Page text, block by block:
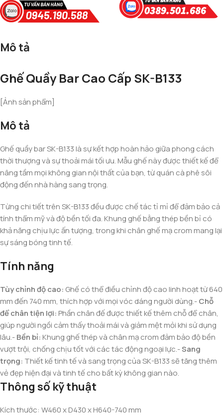
Mô tả
Ghế Quầy Bar Cao Cấp SK-B133
[Ảnh sản phẩm]
Mô tả
Ghế quầy bar SK-B133 là sự kết hợp hoàn hảo giữa phong cách
thời thượng và sự thoải mái tối ưu. Mẫu ghế này được thiết kế để
nâng tầm mọi không gian nội thất của bạn, từ quán cà phê sôi
động đến nhà hàng sang trọng.
Từng chi tiết trên SK-B133 đều được chế tác tỉ mỉ để đảm bảo cả
tính thẩm mỹ và độ bền tối đa. Khung ghế bằng thép bền bỉ có
khả năng chịu lực ấn tượng, trong khi chân ghế mạ crom mang lại
sự sáng bóng tinh tế.
Tính năng
Tùy chỉnh độ cao: Ghế có thể điều chỉnh độ cao linh hoạt từ 640
mm đến 740 mm, thích hợp với mọi vóc dáng người dùng.-Chỗ
để chân tiện lợi:Phần chân đế được thiết kế thêm chỗ để chân,
giúp người ngồi cảm thấy thoải mái và giảm mệt mỏi khi sử dụng
lâu.-Bền bỉ:Khung ghế thép và chân mạ crom đảm bảo độ bền
vượt trội, chống chịu tốt với các tác động ngoại lực.-Sang
trọng: Thiết kế tinh tế và sang trọng của SK-B133 sẽ tăng thêm
vẻ đẹp hiện đại và tinh tế cho bất kỳ không gian nào.
Thông số kỹ thuật
Kích thước: W460 x D430 x H640-740 mm